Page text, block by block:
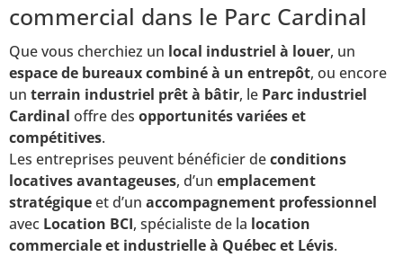
commercial dans le Parc Cardinal
Que vous cherchiez un local industriel à louer, un
espace de bureaux combiné à un entrepôt, ou encore
un terrain industriel prêt à bâtir, le Parc industriel
Cardinal offre des opportunités variées et
compétitives.
Les entreprises peuvent bénéficier deconditions
locatives avantageuses, d’un emplacement
stratégiqueet d’un accompagnement professionnel
avec Location BCI, spécialiste de la location
commerciale et industrielle à Québec et Lévis.